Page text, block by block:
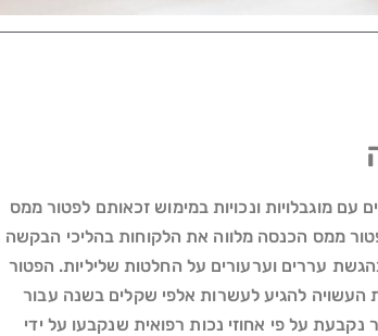
מוגבלויות ונכויות במימוש זכאותם לפטור ממס
ממס הכנסה מלווה את הלקוחות בהליכי הבקשה
עררים וערעורים על החלטות שליליות. הפטור
להגיע לעשרות אלפי שקלים בשנה עבור
נקבעת על פי אחוזי נכות רפואית שנקבעו על ידי